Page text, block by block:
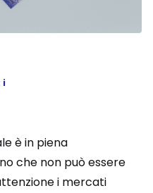
è in piena
che non può essere
i mercati